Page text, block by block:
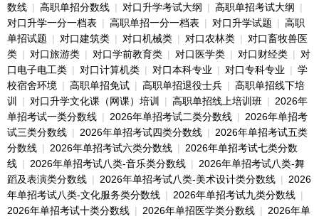
数线 | 高职单招分数线 | 对口升学考试大纲 | 高职单招考试大纲 |
对口升学一分一档表 | 高职单招一分一档表 | 对口升学试题 | 高职
单招试题 | 对口建筑类 | 对口机械类 | 对口农林类 | 对口畜牧兽医
类 | 对口旅游类 | 对口学前教育类 | 对口医学类 | 对口财经类 | 对
口电子电工类 | 对口计算机类 | 对口本科专业 | 对口专科专业 | 学
校宿舍环境 | 高职单招免试 | 高职单招退役士兵 | 高职单招线下培
训
| 对口升学文化课（网课）培训 | 高职单招线上培训班 | 2026年
单招考试一类分数线 | 2026年单招考试二类分数线 | 2026年单招考
试三类分数线 | 2026年单招考试四类分数线 | 2026年单招考试五类
分数线 | 2026年单招考试六类分数线 | 2026年单招考试七类分数
线 | 2026年单招考试八类-音乐类分数线 | 2026年单招考试八类-舞
蹈及表演类分数线 | 2026年单招考试八类-美术设计类分数线 | 2026
年单招考试八类-文化服务类分数线 | 2026年单招考试九类分数线 |
2026年单招考试十类分数线 | 2026年单招医学类分数线 | 2026年单